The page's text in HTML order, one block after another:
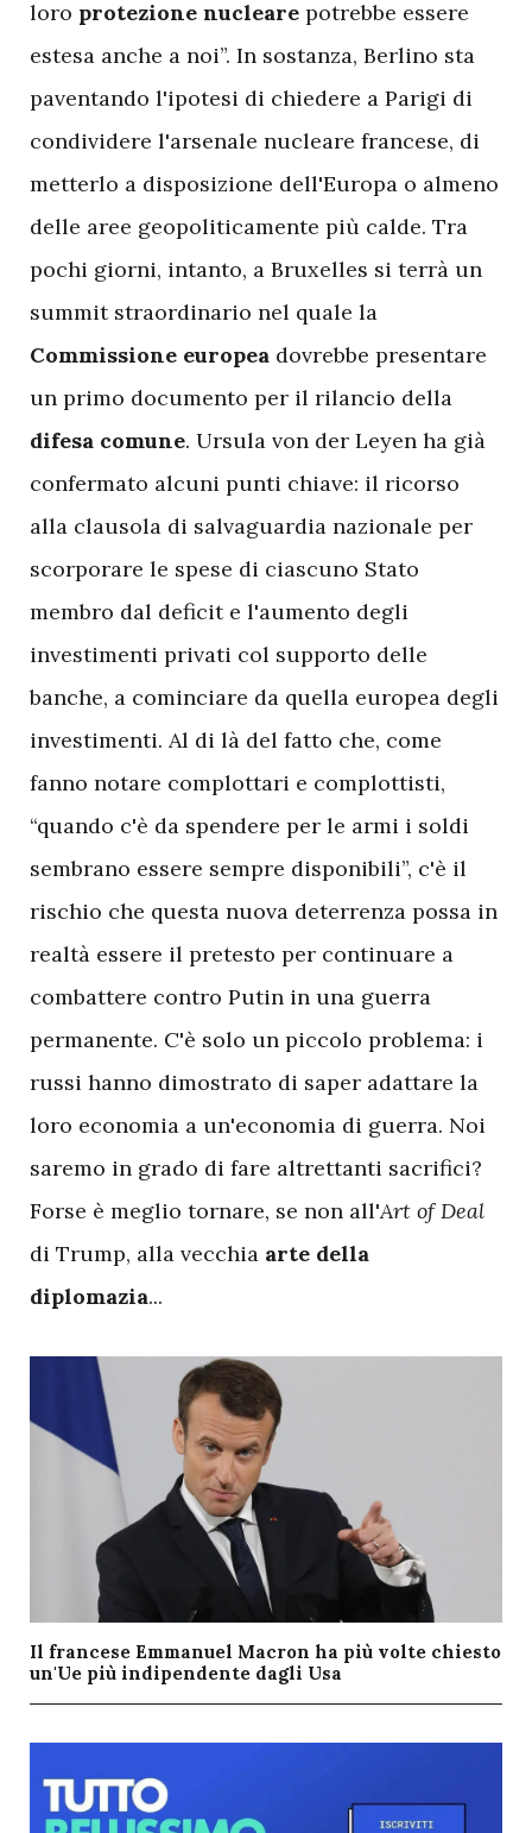
loro protezione nucleare potrebbe essere
estesa anche a noi”. In sostanza, Berlino sta
paventando l'ipotesi di chiedere a Parigi di
condividere l'arsenale nucleare francese, di
metterlo a disposizione dell'Europa o almeno
delle aree geopoliticamente più calde. Tra
pochi giorni, intanto, a Bruxelles si terrà un
summit straordinario nel quale la
Commissione europea dovrebbe presentare
un primo documento per il rilancio della
difesa comune. Ursula von der Leyen ha già
confermato alcuni punti chiave: il ricorso
alla clausola di salvaguardia nazionale per
scorporare le spese di ciascuno Stato
membro dal deficit e l'aumento degli
investimenti privati col supporto delle
banche, a cominciare da quella europea degli
investimenti. Al di là del fatto che, come
fanno notare complottari e complottisti,
“quando c'è da spendere per le armi i soldi
sembrano essere sempre disponibili”, c'è il
rischio che questa nuova deterrenza possa in
realtà essere il pretesto per continuare a
combattere contro Putin in una guerra
permanente. C'è solo un piccolo problema: i
russi hanno dimostrato di saper adattare la
loro economia a un'economia di guerra. Noi
saremo in grado di fare altrettanti sacrifici?
Forse è meglio tornare, se non all'Art of Deal
di Trump, alla vecchia arte della
diplomazia...
Il francese Emmanuel Macron ha più volte chiesto
un'Ue più indipendente dagli Usa